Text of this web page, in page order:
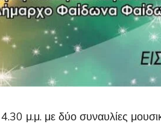
μ.μ. με δύο συναυλίες